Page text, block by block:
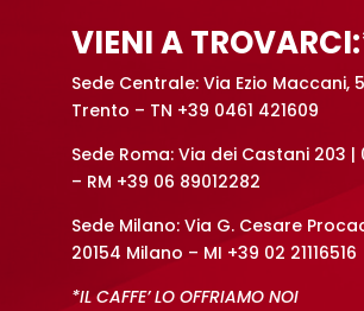
VIENI A
Sede Centrale: Via Ezio Maccani,
Trento – TN +39 0461 421609
Sede Roma: Via dei Castani 203 |
– RM +39 06 89012282
Sede Milano: Via G. Cesare
20154 Milano – MI +39 02 21116516
*IL CAFFE’ LO OFFRIAMO NOI